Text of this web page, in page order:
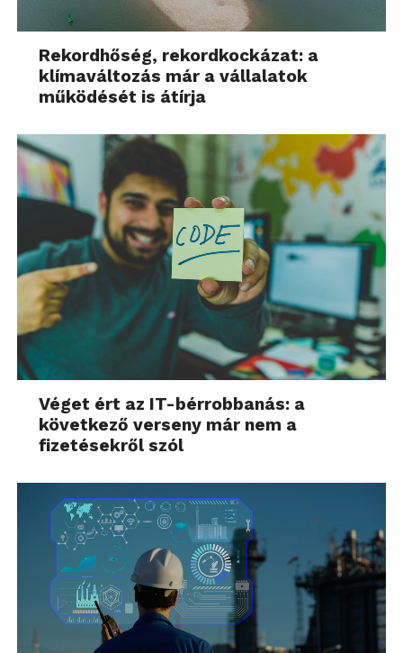
Rekordhőség, rekordkockázat: a
klímaváltozás már a vállalatok
működését is átírja
Véget ért az IT-bérrobbanás: a
következő verseny már nem a
fizetésekről szól